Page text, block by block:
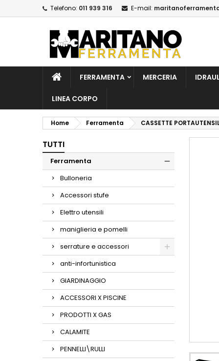
Telefono: 011 939 316 E-mail:
FERRAMENTA MERCERIA
LINEA CORPO
Home Ferramenta CASSETTE
TUTTI
Ferramenta
Bulloneria
Accessori stufe
Elettro utensili
maniglieria e pomelli
serrature e accessori
anti-infortunistica
GIARDINAGGIO
ACCESSORI X PISCINE
PRODOTTI X GAS
CALAMITE
PENNELLI\RULLI